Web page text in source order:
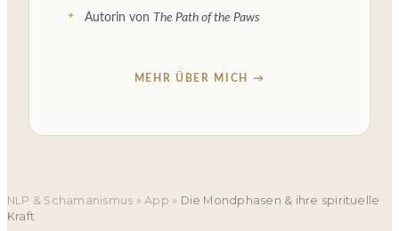
Autorin von The Path of the Paws
MEHR ÜBER MICH →
NLP & Schamanismus » App » Die Mondphasen & ihre spirituelle
Kraft